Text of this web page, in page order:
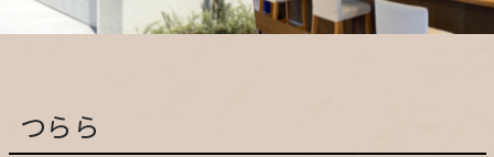
こだわり
施工実績
つらら